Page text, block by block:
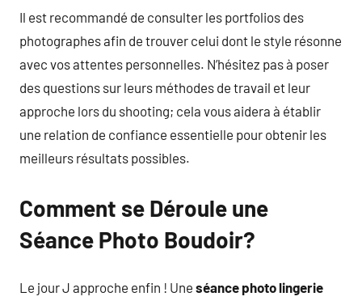
Il est recommandé de consulter les portfolios des
photographes afin de trouver celui dont le style résonne
avec vos attentes personnelles. N’hésitez pas à poser
des questions sur leurs méthodes de travail et leur
approche lors du shooting; cela vous aidera à établir
une relation de confiance essentielle pour obtenir les
meilleurs résultats possibles.
Comment se Déroule une
Séance Photo Boudoir?
Le jour J approche enfin ! Une séance photo lingerie